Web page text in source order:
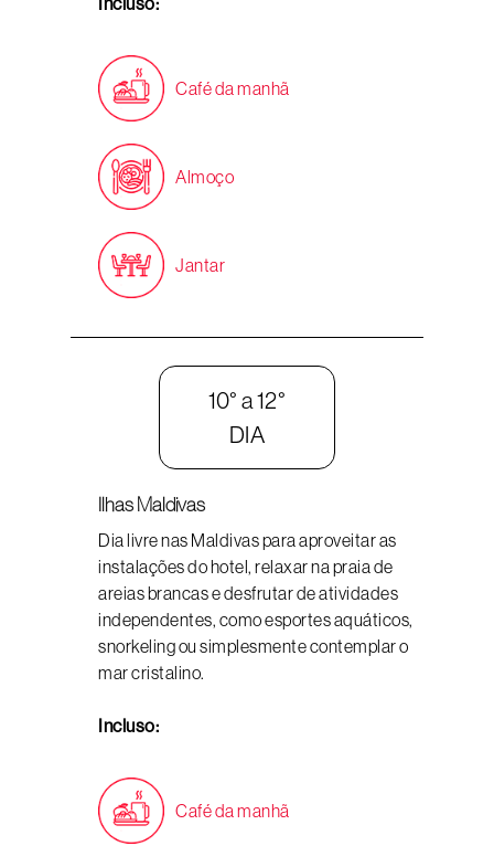
Café da manhã
Almoço
Jantar
10° a 12°
DIA
Ilhas Maldivas
Dia livre nas Maldivas para aproveitar as
instalações do hotel, relaxar na praia de
areias brancas e desfrutar de atividades
independentes, como esportes aquáticos,
snorkeling ou simplesmente contemplar o
mar cristalino.
Incluso:
Café da manhã